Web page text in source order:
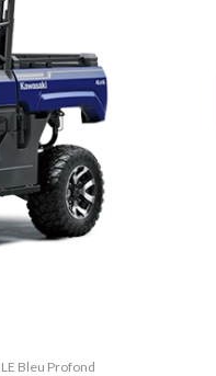
Bleu Profond